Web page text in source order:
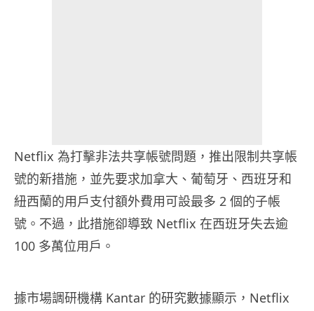
Netflix 為打擊非法共享帳號問題，推出限制共享帳
號的新措施，並先要求加拿大、葡萄牙、西班牙和
紐西蘭的用戶支付額外費用可設最多 2 個的子帳
號。不過，此措施卻導致 Netflix 在西班牙失去逾
100 多萬位用戶。
據市場調研機構 Kantar 的研究數據顯示，Netflix